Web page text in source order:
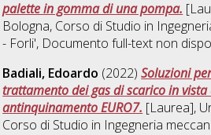
palette in gomma di una pompa.
Bologna, Corso di Studio in
- Forli', Documento full-text non
Badiali, Edoardo (2022)Soluzioni
trattamento dei gas di scarico in
antinquinamento EURO7. [Laurea],
Corso di Studio in Ingegneria